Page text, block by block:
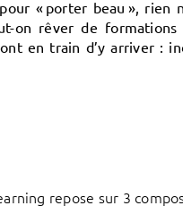
« porter beau », rien
rêver de formations
en train d’y arriver :
repose sur 3